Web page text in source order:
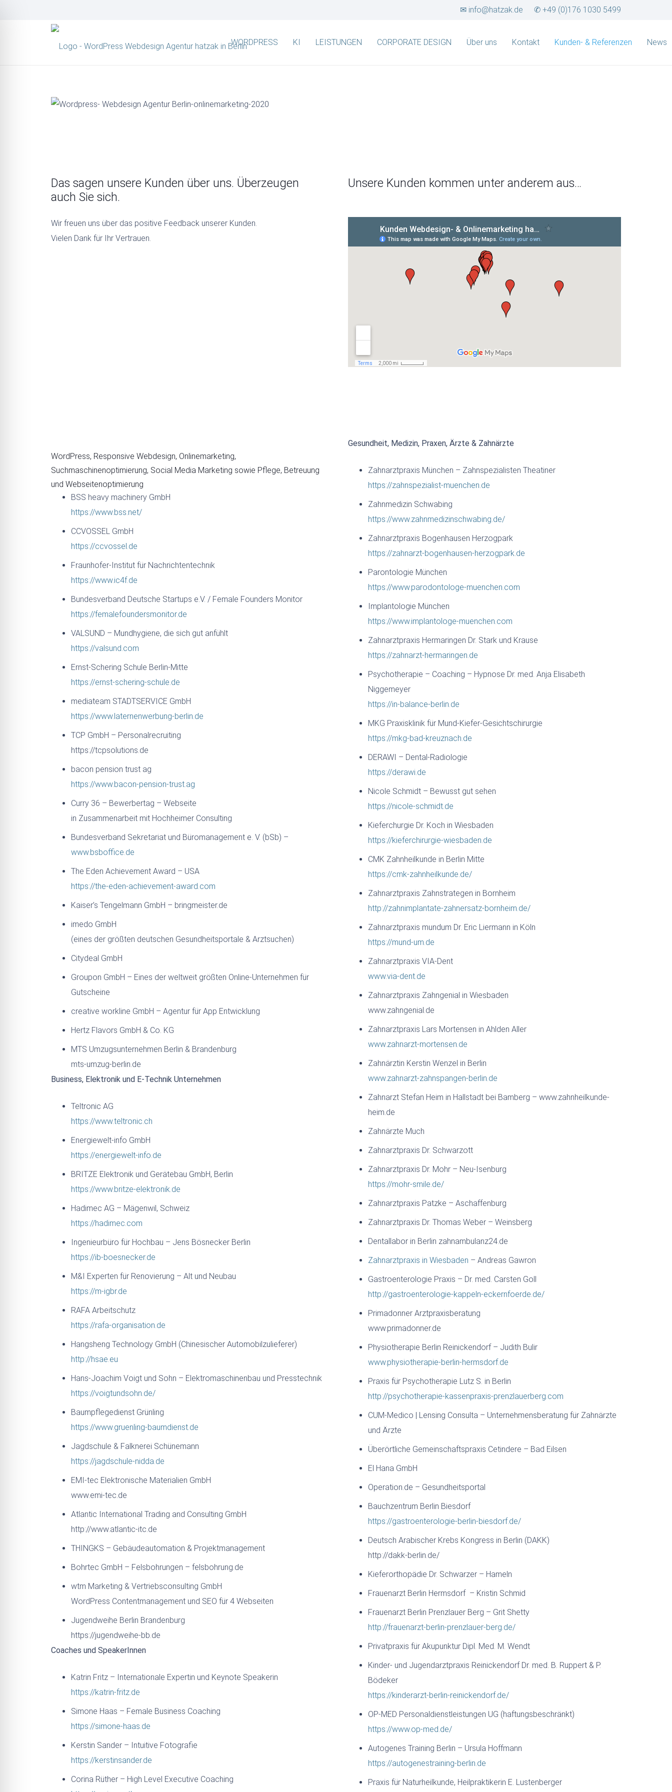
✉ info@hatzak.de ✆ +49 (0)176 1030 5499
WORDPRESS KI LEISTUNGEN CORPORATE DESIGN Über uns Kontakt Kunden- & Referenzen News
Das sagen unsere Kunden über uns. Überzeugen
auch Sie sich.
Wir freuen uns über das positive Feedback unserer Kunden.
Vielen Dank für Ihr Vertrauen.
Unsere Kunden kommen unter anderem aus…
WordPress, Responsive Webdesign, Onlinemarketing,
Suchmaschinenoptimierung, Social Media Marketing sowie Pflege, Betreuung
und Webseitenoptimierung
BSS heavy machinery GmbH
https://www.bss.net/
CCVOSSEL GmbH
https://ccvossel.de
Fraunhofer-Institut für Nachrichtentechnik
https://www.ic4f.de
Bundesverband Deutsche Startups e.V. / Female Founders Monitor
https://femalefoundersmonitor.de
VALSUND – Mundhygiene, die sich gut anfühlt
https://valsund.com
Ernst-Schering Schule Berlin-Mitte
https://ernst-schering-schule.de
mediateam STADTSERVICE GmbH
https://www.laternenwerbung-berlin.de
TCP GmbH – Personalrecruiting
https://tcpsolutions.de
bacon pension trust ag
https://www.bacon-pension-trust.ag
Curry 36 – Bewerbertag – Webseite
in Zusammenarbeit mit Hochheimer Consulting
Bundesverband Sekretariat und Büromanagement e. V. (bSb) –
www.bsboffice.de
The Eden Achievement Award – USA
https://the-eden-achievement-award.com
Kaiser’s Tengelmann GmbH – bringmeister.de
imedo GmbH
(eines der größten deutschen Gesundheitsportale & Arztsuchen)
Citydeal GmbH
Groupon GmbH – Eines der weltweit größten Online-Unternehmen für
Gutscheine
creative workline GmbH – Agentur für App Entwicklung
Hertz Flavors GmbH & Co. KG
MTS Umzugsunternehmen Berlin & Brandenburg
mts-umzug-berlin.de
Business, Elektronik und E-Technik Unternehmen
Teltronic AG
https://www.teltronic.ch
Energiewelt-info GmbH
https://energiewelt-info.de
BRITZE Elektronik und Gerätebau GmbH, Berlin
https://www.britze-elektronik.de
Hadimec AG – Mägenwil, Schweiz
https://hadimec.com
Ingenieurbüro für Hochbau – Jens Bösnecker Berlin
https://ib-boesnecker.de
M&I Experten für Renovierung – Alt und Neubau
https://m-igbr.de
RAFA Arbeitschutz
https://rafa-organisation.de
Hangsheng Technology GmbH (Chinesischer Automobilzulieferer)
http://hsae.eu
Hans-Joachim Voigt und Sohn – Elektromaschinenbau und Presstechnik
https://voigtundsohn.de/
Baumpflegedienst Grünling
https://www.gruenling-baumdienst.de
Jagdschule & Falknerei Schünemann
https://jagdschule-nidda.de
EMI-tec Elektronische Materialien GmbH
www.emi-tec.de
Atlantic International Trading and Consulting GmbH
http://www.atlantic-itc.de
THINGKS – Gebäudeautomation & Projektmanagement
Bohrtec GmbH – Felsbohrungen – felsbohrung.de
wtm Marketing & Vertriebsconsulting GmbH
WordPress Contentmanagement und SEO für 4 Webseiten
Jugendweihe Berlin Brandenburg
https://jugendweihe-bb.de
Coaches und SpeakerInnen
Katrin Fritz – Internationale Expertin und Keynote Speakerin
https://katrin-fritz.de
Simone Haas – Female Business Coaching
https://simone-haas.de
Kerstin Sander – Intuitive Fotografie
https://kerstinsander.de
Corina Rüther – High Level Executive Coaching
Gesundheit, Medizin, Praxen, Ärzte & Zahnärzte
Zahnarztpraxis München – Zahnspezialisten Theatiner
https://zahnspezialist-muenchen.de
Zahnmedizin Schwabing
https://www.zahnmedizinschwabing.de/
Zahnarztpraxis Bogenhausen Herzogpark
https://zahnarzt-bogenhausen-herzogpark.de
Parontologie München
https://www.parodontologe-muenchen.com
Implantologie München
https://www.implantologe-muenchen.com
Zahnarztpraxis Hermaringen Dr. Stark und Krause
https://zahnarzt-hermaringen.de
Psychotherapie – Coaching – Hypnose Dr. med. Anja Elisabeth
Niggemeyer
https://in-balance-berlin.de
MKG Praxisklinik für Mund-Kiefer-Gesichtschirurgie
https://mkg-bad-kreuznach.de
DERAWI – Dental-Radiologie
https://derawi.de
Nicole Schmidt – Bewusst gut sehen
https://nicole-schmidt.de
Kieferchurgie Dr. Koch in Wiesbaden
https://kieferchirurgie-wiesbaden.de
CMK Zahnheilkunde in Berlin Mitte
https://cmk-zahnheilkunde.de/
Zahnarztpraxis Zahnstrategen in Bornheim
http://zahnimplantate-zahnersatz-bornheim.de/
Zahnarztpraxis mundum Dr. Eric Liermann in Köln
https://mund-um.de
Zahnarztpraxis VIA-Dent
www.via-dent.de
Zahnarztpraxis Zahngenial in Wiesbaden
www.zahngenial.de
Zahnarztpraxis Lars Mortensen in Ahlden Aller
www.zahnarzt-mortensen.de
Zahnärztin Kerstin Wenzel in Berlin
www.zahnarzt-zahnspangen-berlin.de
Zahnarzt Stefan Heim in Hallstadt bei Bamberg – www.zahnheilkunde-
heim.de
Zahnärzte Much
Zahnarztpraxis Dr. Schwarzott
Zahnarztpraxis Dr. Mohr – Neu-Isenburg
https://mohr-smile.de/
Zahnarztpraxis Patzke – Aschaffenburg
Zahnarztpraxis Dr. Thomas Weber – Weinsberg
Dentallabor in Berlin zahnambulanz24.de
Zahnarztpraxis in Wiesbaden – Andreas Gawron
Gastroenterologie Praxis – Dr. med. Carsten Goll
http://gastroenterologie-kappeln-eckernfoerde.de/
Primadonner Arztpraxisberatung
www.primadonner.de
Physiotherapie Berlin Reinickendorf – Judith Bulir
www.physiotherapie-berlin-hermsdorf.de
Praxis für Psychotherapie Lutz S. in Berlin
http://psychotherapie-kassenpraxis-prenzlauerberg.com
CUM-Medico | Lensing Consulta – Unternehmensberatung für Zahnärzte
und Ärzte
Überörtliche Gemeinschaftspraxis Cetindere – Bad Eilsen
El Hana GmbH
Operation.de – Gesundheitsportal
Bauchzentrum Berlin Biesdorf
https://gastroenterologie-berlin-biesdorf.de/
Deutsch Arabischer Krebs Kongress in Berlin (DAKK)
http://dakk-berlin.de/
Kieferorthopädie Dr. Schwarzer – Hameln
Frauenarzt Berlin Hermsdorf – Kristin Schmid
Frauenarzt Berlin Prenzlauer Berg – Grit Shetty
http://frauenarzt-berlin-prenzlauer-berg.de/
Privatpraxis für Akupunktur Dipl. Med. M. Wendt
Kinder- und Jugendarztpraxis Reinickendorf Dr. med. B. Ruppert & P.
Bödeker
https://kinderarzt-berlin-reinickendorf.de/
OP-MED Personaldienstleistungen UG (haftungsbeschränkt)
https://www.op-med.de/
Autogenes Training Berlin – Ursula Hoffmann
https://autogenestraining-berlin.de
Praxis für Naturheilkunde, Heilpraktikerin E. Lustenberger